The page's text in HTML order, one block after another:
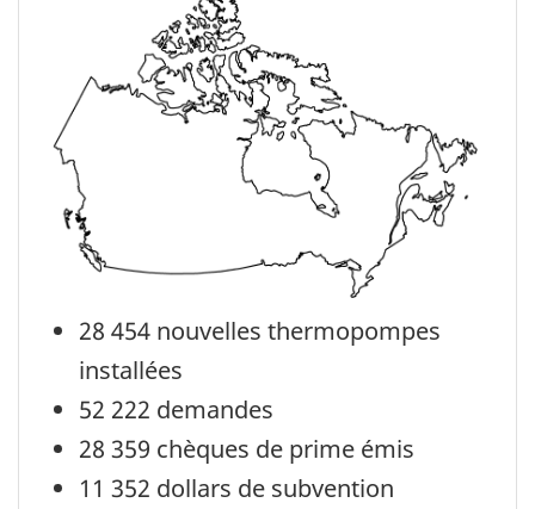
28 454 nouvelles thermopompes
installées
52 222 demandes
28 359 chèques de prime émis
11 352 dollars de subvention